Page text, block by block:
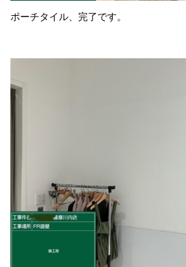
ポーチタイル、完了です。